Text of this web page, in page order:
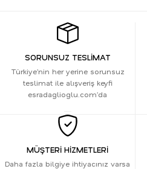
SORUNSUZ TESLİMAT
Türkiye’nin her yerine sorunsuz
teslimat ile alışveriş keyfi
esradaglioglu.com’da
MÜŞTERİ HİZMETLERİ
Daha fazla bilgiye ihtiyacınız varsa